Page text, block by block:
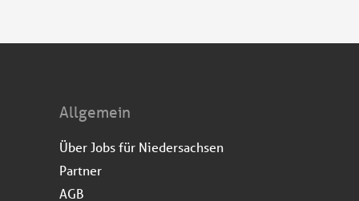
Allgemein
Über Jobs für Niedersachsen
Partner
AGB